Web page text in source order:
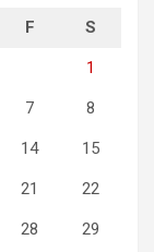
F S
1
7 8
14 15
21 22
28 29